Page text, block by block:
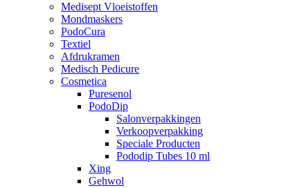
Medisept Vloeistoffen
Mondmaskers
PodoCura
Textiel
Afdrukramen
Medisch Pedicure
Cosmetica
Puresenol
PodoDip
Salonverpakkingen
Verkoopverpakking
Speciale Producten
Pododip Tubes 10 ml
Xing
Gehwol